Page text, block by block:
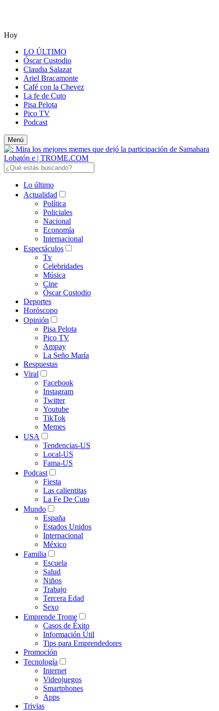
Hoy
LO ÚLTIMO
Óscar Custodio
Claudia Salazar
Ariel Bracamonte
Café con la Chevez
La fe de Cuto
Pisa Pelota
Pico TV
Podcast
Menú
Lo último
Actualidad
Política
Policiales
Nacional
Economía
Internacional
Espectáculos
Tv
Celebridades
Música
Cine
Óscar Custodio
Deportes
Horóscopo
Opinión
Pisa Pelota
Pico TV
Ampay
La Seño María
Respuestas
Viral
Facebook
Instagram
Twitter
Youtube
TikTok
Memes
USA
Tendencias-US
Local-US
Fama-US
Podcast
Fiesta
Las calientitas
La Fe De Cuto
Mundo
España
Estados Unidos
Internacional
México
Familia
Escuela
Salud
Niños
Trabajo
Tercera Edad
Sexo
Emprende Trome
Casos de Éxito
Información Útil
Tips para Emprendedores
Promoción
Tecnología
Internet
Videojuegos
Smartphones
Apps
Trivias